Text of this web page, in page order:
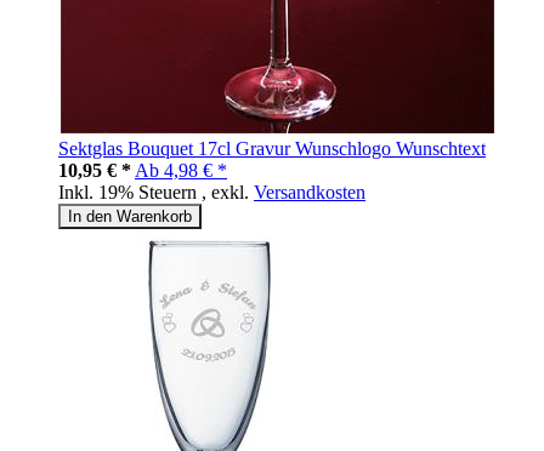
Sektglas Bouquet 17cl Gravur Wunschlogo Wunschtext
10,95 € * Ab 4,98 € *
Inkl. 19% Steuern , exkl. Versandkosten
In den Warenkorb